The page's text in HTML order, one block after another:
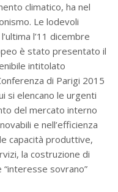
climatico, ha nel
Le lodevoli
l’11 dicembre
è stato presentato il
intitolato
di Parigi 2015
si elencano le urgenti
del mercato interno
e nell’efficienza
capacità produttive,
la costruzione di
“interesse sovrano”